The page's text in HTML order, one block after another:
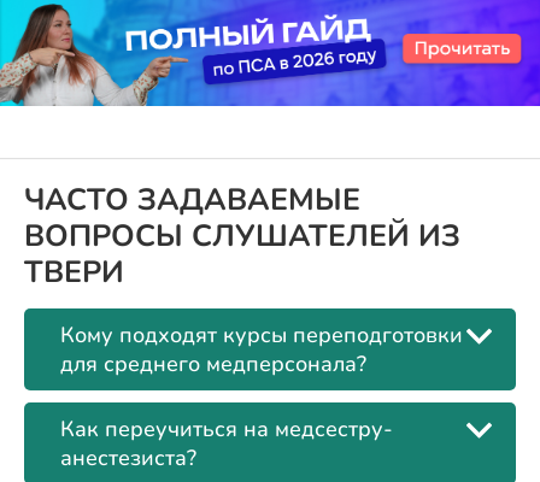
ЧАСТО ЗАДАВАЕМЫЕ
ВОПРОСЫ СЛУШАТЕЛЕЙ ИЗ
ТВЕРИ
Кому подходят курсы переподготовки
для среднего медперсонала?
Как переучиться на медсестру-
анестезиста?